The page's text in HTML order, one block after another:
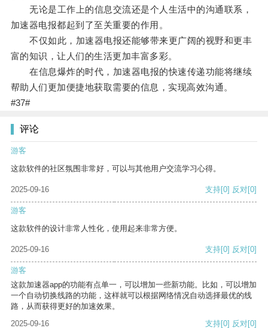
无论是工作上的信息交流还是个人生活中的沟通联系，
加速器电报都起到了至关重要的作用。
不仅如此，加速器电报还能够带来更广阔的视野和更丰
富的知识，让人们的生活更加丰富多彩。
在信息爆炸的时代，加速器电报的快速传递功能将继续
帮助人们更加便捷地获取需要的信息，实现高效沟通。
#37#
评论
游客
这款软件的社区氛围非常好，可以与其他用户交流学习心得。
2025-09-16 支持[0] 反对[0]
游客
这款软件的设计非常人性化，使用起来非常方便。
2025-09-16 支持[0] 反对[0]
游客
这款加速器app的功能有点单一，可以增加一些新功能。比如，可以增加
一个自动切换线路的功能，这样就可以根据网络情况自动选择最优的线
路，从而获得更好的加速效果。
2025-09-16
支持[0] 反对[0]